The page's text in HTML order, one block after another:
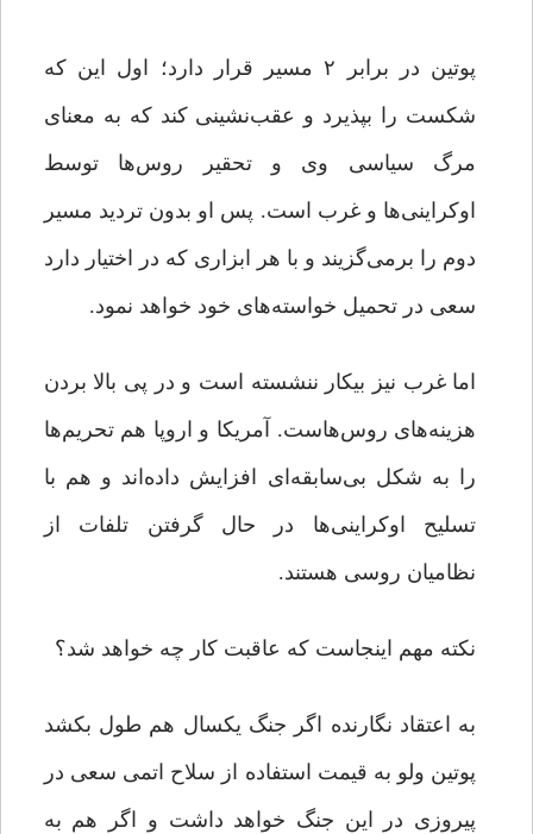
پوتین در برابر ۲ مسیر قرار دارد؛ اول این که
شکست را بپذیرد و عقب‌نشینی کند که به معنای
مرگ سیاسی وی و تحقیر روس‌ها توسط
اوکراینی‌ها و غرب است. پس او بدون تردید مسیر
دوم را برمی‌گزیند و با هر ابزاری که در اختیار دارد
سعی در تحمیل خواسته‌های خود خواهد نمود.
اما غرب نیز بیکار ننشسته است و در پی بالا بردن
هزینه‌های روس‌هاست. آمریکا و اروپا هم تحریم‌ها
را به شکل بی‌سابقه‌ای افزایش داده‌اند و هم با
تسلیح اوکراینی‌ها در حال گرفتن تلفات از
نظامیان روسی هستند.
نکته مهم اینجاست که عاقبت کار چه خواهد شد؟
به اعتقاد نگارنده اگر جنگ یکسال هم طول بکشد
پوتین ولو به قیمت استفاده از سلاح اتمی سعی در
پیروزی در این جنگ خواهد داشت و اگر هم به